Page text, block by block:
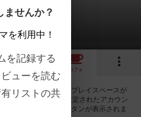
ロクロク
スペースが提供中
7
カフェ
ードゲームカフェ・プレイスペースが
ィールの都道府県が設定されたアカウン
の店舗に絞り込むボタンが表示されま
ませんか？
を利用中！
を記録する
ューを読む
リストの共